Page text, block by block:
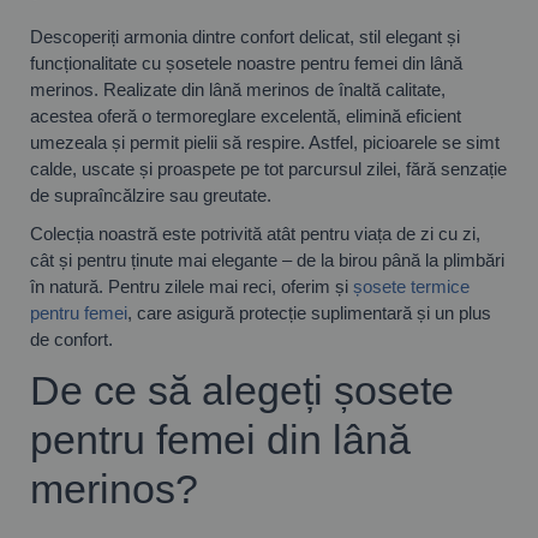
Descoperiți armonia dintre confort delicat, stil elegant și
funcționalitate cu șosetele noastre pentru femei din lână
merinos. Realizate din lână merinos de înaltă calitate,
acestea oferă o termoreglare excelentă, elimină eficient
umezeala și permit pielii să respire. Astfel, picioarele se simt
calde, uscate și proaspete pe tot parcursul zilei, fără senzație
de supraîncălzire sau greutate.
Colecția noastră este potrivită atât pentru viața de zi cu zi,
cât și pentru ținute mai elegante – de la birou până la plimbări
în natură. Pentru zilele mai reci, oferim și șosete termice
pentru femei, care asigură protecție suplimentară și un plus
de confort.
De ce să alegeți șosete
pentru femei din lână
merinos?